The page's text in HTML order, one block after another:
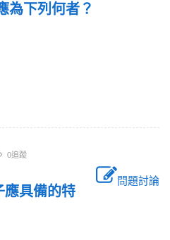
為下列何者？
0追蹤
問題討論
應具備的特